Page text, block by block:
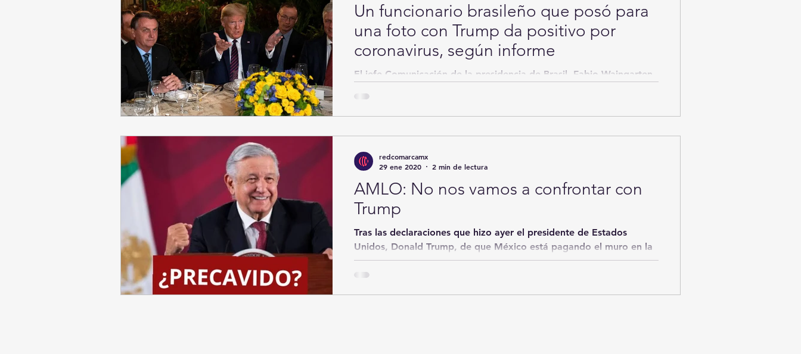
Un funcionario brasileño que posó para
una foto con Trump da positivo por
coronavirus, según informe
El jefe Comunicación de la presidencia de Brasil, Fabio Wajngarten,
presidente...
AMLO: No nos vamos a confrontar con
Trump
Tras las declaraciones que hizo ayer el presidente de Estados
Unidos, Donald Trump, de que México está pagando el muro en la
frontera...
redcomarcamx
29 ene 2020
2 min de lectura